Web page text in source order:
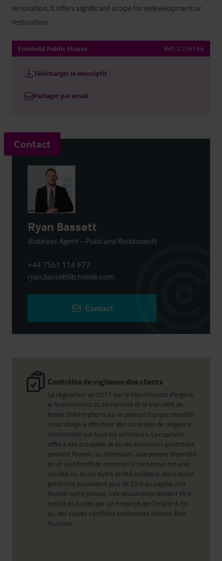
renovation, it offers significant scope for redevelopment or
restoration.
Freehold Public House Ref: 3259166
Télécharger le descriptif
Partager par email
Contrôles de vigilance des clients
La régulation de 2017 sur le blanchiment d'argent,
le financement du terrorisme et le transfert de
fonds (informations sur le payeur) (tel que modifié)
nous oblige à effectuer des contrôles de diligence
raisonnable sur tous les acheteurs. Lorsqu'une
offre a été acceptée, le ou les acheteurs potentiels
devront fournir, au minimum, une preuve d'identité
et un justificatif de domicile; si l'acheteur est une
société ou toute autre entité juridique, alors toute
personne possédant plus de 25% du capital doit
fournir cette preuve. Ces documents doivent être
traités et copiés par un employé de Christie & Co,
ou des copies certifiées conformes doivent être
fournies.
Contact
Ryan Bassett
Business Agent – Pubs and Restaurants
+44 7561 114 977
ryan.bassett@christie.com
Contact